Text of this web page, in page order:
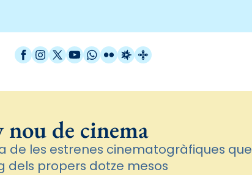
Facebook
Instagram
X / Twitter
YouTube
WhatsApp
FlickrRadio Estel
Catalunya Cristiana
nou de cinema
de les estrenes cinematogràfiques que
dels propers dotze mesos